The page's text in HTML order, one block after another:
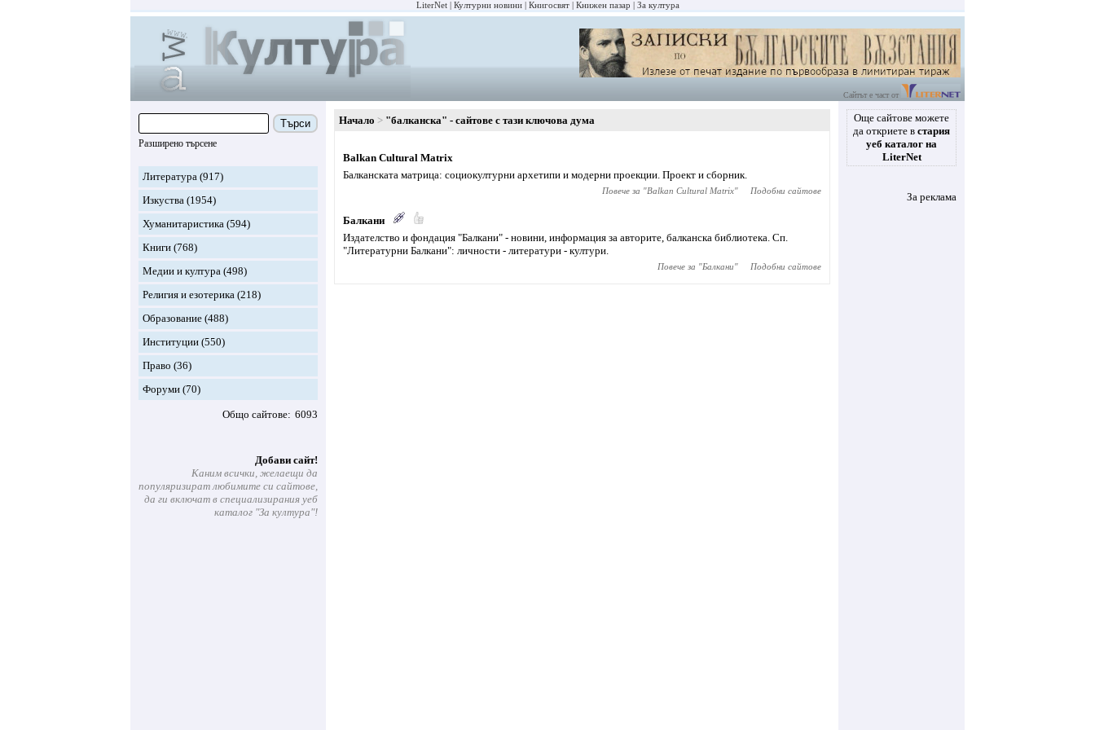
LiterNet Културни новини Книгосвят Книжен пазар За култура
Сайтът е част от
Търси
Разширено търсене
Литература (917)
Изкуства (1954)
Хуманитаристика (594)
Книги (768)
Медии и култура (498)
Религия и езотерика (218)
Образование (488)
Институции (550)
Право (36)
Форуми (70)
Общо сайтове 6093
Добави сайт!
Каним всички, желаещи да
популяризират любимите си сайтове,
да ги включат в специализирания уеб
каталог "За култура"!
Начало "балканска" - сайтове с тази ключова дума
Balkan Cultural Matrix
Балканската матрица: социокултурни архетипи и модерни проекции. Проект и сборник.
Повече за "Balkan Cultural Matrix" Подобни сайтове
Балкани
Издателство и фондация "Балкани" - новини, информация за авторите, балканска библиотека. Сп.
"Литературни Балкани": личности - литератури - култури.
Повече за "Балкани" Подобни сайтове
Още сайтове можете
да откриете в стария
уеб каталог на
LiterNet
За реклама